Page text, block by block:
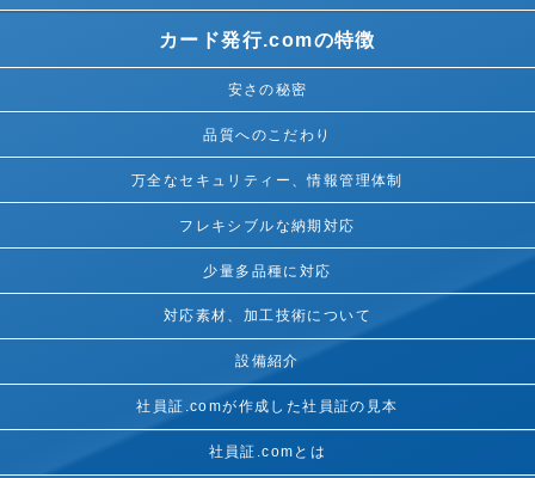
カード発行.comの特徴
安さの秘密
品質へのこだわり
万全なセキュリティー、情報管理体制
フレキシブルな納期対応
少量多品種に対応
対応素材、加工技術について
設備紹介
社員証.comが作成した社員証の見本
社員証.comとは